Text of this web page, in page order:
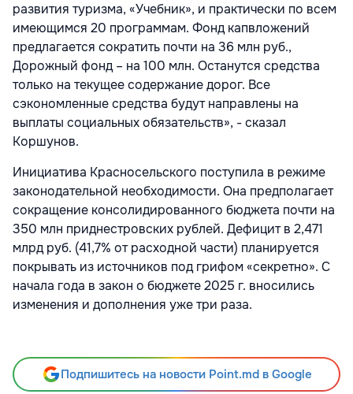
развития туризма, «Учебник», и практически по всем
имеющимся 20 программам. Фонд капвложений
предлагается сократить почти на 36 млн руб.,
Дорожный фонд – на 100 млн. Останутся средства
только на текущее содержание дорог. Все
сэкономленные средства будут направлены на
выплаты социальных обязательств», - сказал
Коршунов.
Инициатива Красносельского поступила в режиме
законодательной необходимости. Она предполагает
сокращение консолидированного бюджета почти на
350 млн приднестровских рублей. Дефицит в 2,471
млрд руб. (41,7% от расходной части) планируется
покрывать из источников под грифом «секретно». С
начала года в закон о бюджете 2025 г. вносились
изменения и дополнения уже три раза.
Подпишитесь на новости Point.md в Google